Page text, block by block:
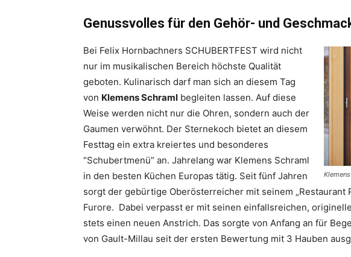
Genussvolles für den Gehör- und
Bei Felix Hornbachners SCHUBERTFEST wird nicht
nur im musikalischen Bereich höchste Qualität
geboten. Kulinarisch darf man sich an diesem Tag
von Klemens Schraml begleiten lassen. Auf diese
Weise werden nicht nur die Ohren, sondern auch der
Gaumen verwöhnt. Der Sternekoch bietet an diesem
Festtag ein extra kreiertes und besonderes
“Schubertmenü” an. Jahrelang war Klemens Schraml
in den besten Küchen Europas tätig. Seit fünf Jahren
sorgt der gebürtige Oberösterreicher mit seinem „Restaurant
Furore. Dabei verpasst er mit seinen einfallsreichen,
stets einen neuen Anstrich. Das sorgte von Anfang an für
von Gault-Millau seit der ersten Bewertung mit 3 Hauben